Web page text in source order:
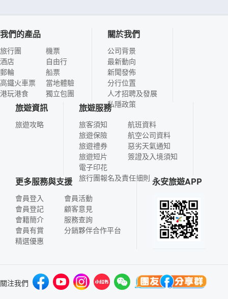
我們的產品
旅行團
酒店
郵輪
高鐵火車票
港玩港食
機票
自由行
船票
當地體驗
獨立包團
關於我們
公司背景
最新動向
新聞發佈
分行位置
人才招聘及發展
私隱政策
旅遊資訊
旅遊攻略
旅遊服務
旅客須知
旅遊保險
旅遊禮券
旅遊短片
電子印花
航班資料
航空公司資料
惡劣天氣通知
簽證及入境須知
旅行團報名及責任細則
更多服務與支援
會員登入
會員登記
會籍簡介
會員有賞
精選優惠
會員活動
顧客意見
服務查詢
分銷夥伴合作平台
永安旅遊APP
關注我們